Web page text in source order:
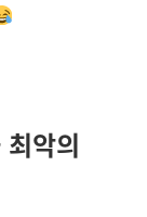
악의